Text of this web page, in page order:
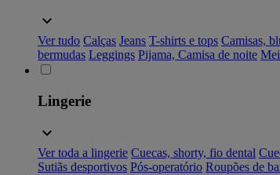
Ver tudo Calças Jeans T-shirts e tops Camisas,
bermudas Leggings Pijama, Camisa de noite
Lingerie
Ver toda a lingerie Cuecas, shorty, fio dental
Sutiãs desportivos Pós-operatório Roupões de